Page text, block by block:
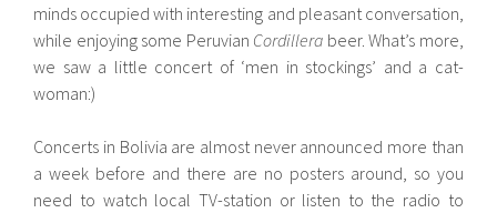
minds occupied with interesting and pleasant conversation,
while enjoying some Peruvian Cordillera beer. What’s more,
we saw a little concert of ‘men in stockings’ and a cat-
woman:)
Concerts in Bolivia are almost never announced more than
a week before and there are no posters around, so you
need to watch local TV-station or listen to the radio to